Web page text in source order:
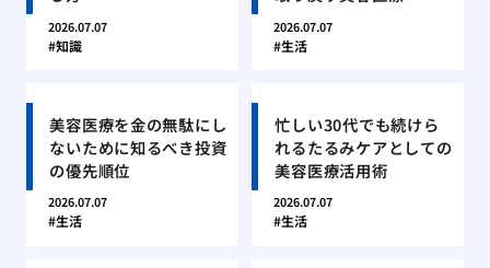
2026.07.07
知識
2026.07.07
生活
美容医療を金の無駄にし
ないために知るべき投資
の優先順位
2026.07.07
生活
忙しい30代でも続けら
れるたるみケアとしての
美容医療活用術
2026.07.07
生活